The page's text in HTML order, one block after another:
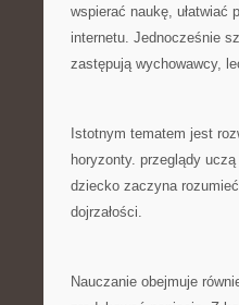
wspierać naukę, ułatwiać
internetu. Jednocześnie
zastępują wychowawcy,
Istotnym tematem jest
horyzonty. przeglądy
dziecko zaczyna
dojrzałości.
Nauczanie obejmuje